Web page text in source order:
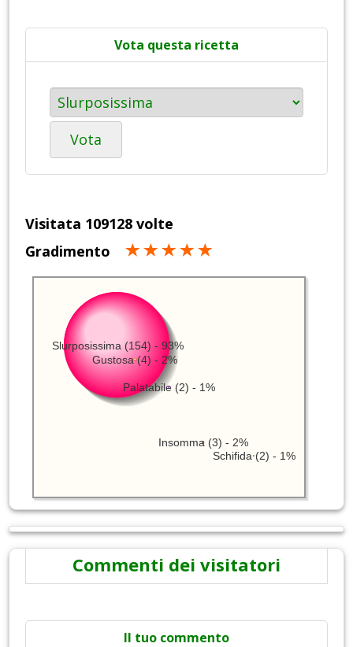
Vota questa ricetta
Vota
Visitata 109128 volte
Gradimento
Slurposissima (154) - 93%
Insomma (3) - 2%
Gustosa (4) - 2%
Schifida (2) - 1%
Palatabile (2) - 1%
Commenti dei visitatori
Il tuo commento